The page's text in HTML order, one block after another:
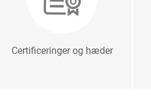
Certificeringer og hæder